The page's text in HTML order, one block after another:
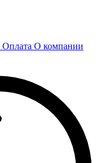
Оплата О компании